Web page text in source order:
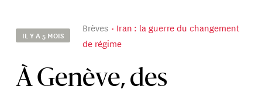
IL Y A 5 MOIS
Brèves
Iran : la guerre du changement
de régime
À Genève, des